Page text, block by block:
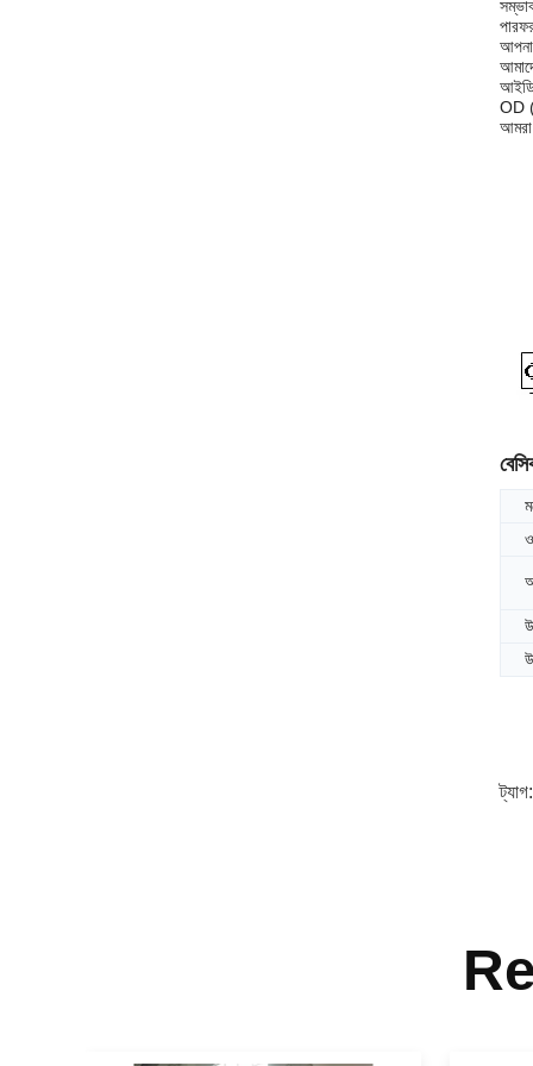
OD
আমরা